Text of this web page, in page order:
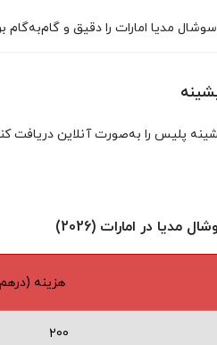
مدیا امارات را دقیق و
پلیس را به‌صورت آنلاین دریافت
در امارات (2026)
هزینه
200